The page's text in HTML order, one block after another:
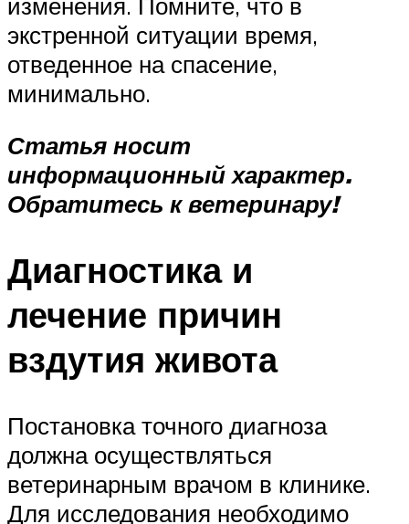
экстренной ситуации время,
отведенное на спасение,
минимально.
Статья носит
информационный характер.
Обратитесь к ветеринару!
Диагностика и
лечение причин
вздутия живота
Постановка точного диагноза
должна осуществляться
ветеринарным врачом в клинике.
Для исследования необходимо